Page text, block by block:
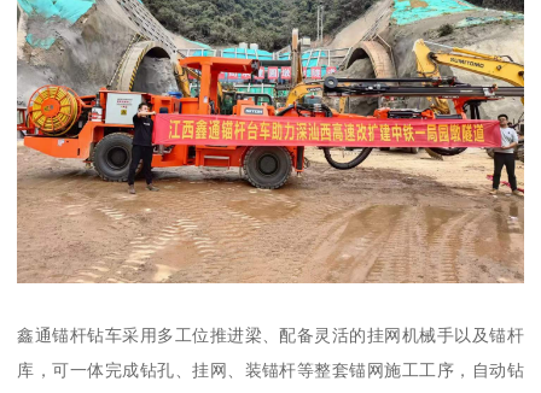
鑫通锚杆钻车采用多工位推进梁、配备灵活的挂网机械手以及锚杆
库，可一体完成钻孔、挂网、装锚杆等整套锚网施工工序，自动钻